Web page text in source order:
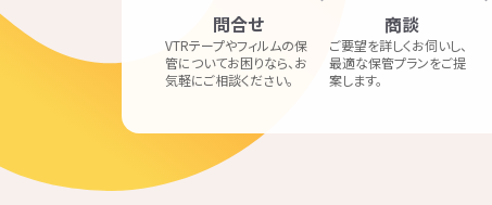
問合せ
VTRテープやフィルムの保
管についてお困りなら、お
気軽にご相談ください。
商談
ご要望を詳しくお伺いし、
最適な保管プランをご提
案します。